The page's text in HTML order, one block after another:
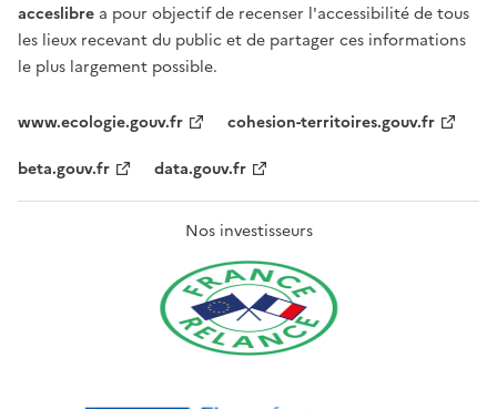
acceslibre a pour objectif de recenser l'accessibilité de tous
les lieux recevant du public et de partager ces informations
le plus largement possible.
www.ecologie.gouv.fr
cohesion-territoires.gouv.fr
beta.gouv.fr
data.gouv.fr
Nos investisseurs